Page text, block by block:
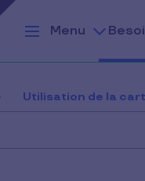
Menu
Utilisation de la